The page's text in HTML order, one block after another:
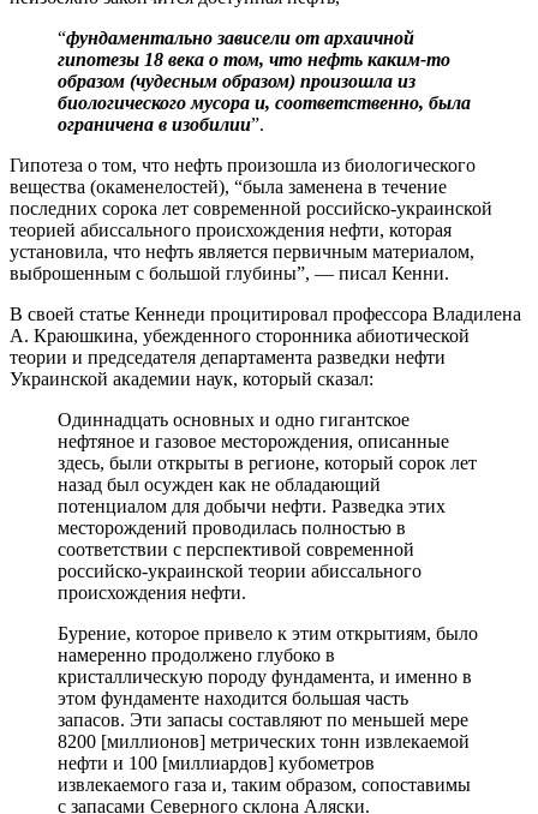
“фундаментально зависели от архаичной
гипотезы 18 века о том, что нефть каким-то
образом (чудесным образом) произошла из
биологического мусора и, соответственно, была
ограничена в изобилии”.
Гипотеза о том, что нефть произошла из биологического
вещества (окаменелостей), “была заменена в течение
последних сорока лет современной российско-украинской
теорией абиссального происхождения нефти, которая
установила, что нефть является первичным материалом,
выброшенным с большой глубины”, — писал Кенни.
В своей статье Кеннеди процитировал профессора Владилена
А. Краюшкина, убежденного сторонника абиотической
теории и председателя департамента разведки нефти
Украинской академии наук, который сказал:
Одиннадцать основных и одно гигантское
нефтяное и газовое месторождения, описанные
здесь, были открыты в регионе, который сорок лет
назад был осужден как не обладающий
потенциалом для добычи нефти. Разведка этих
месторождений проводилась полностью в
соответствии с перспективой современной
российско-украинской теории абиссального
происхождения нефти.
Бурение, которое привело к этим открытиям, было
намеренно продолжено глубоко в
кристаллическую породу фундамента, и именно в
этом фундаменте находится большая часть
запасов. Эти запасы составляют по меньшей мере
8200 [миллионов] метрических тонн извлекаемой
нефти и 100 [миллиардов] кубометров
извлекаемого газа и, таким образом, сопоставимы
с запасами Северного склона Аляски.